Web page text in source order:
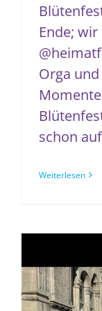
Ende;
Orga
schon
Weiterlesen